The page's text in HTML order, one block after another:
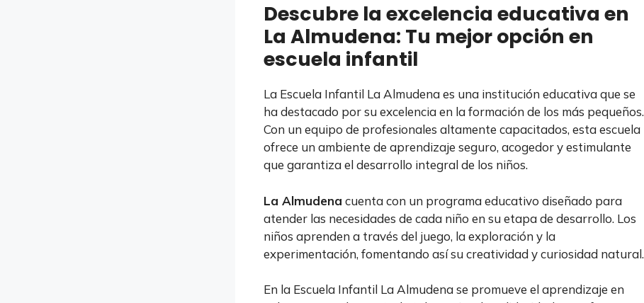
Descubre la excelencia educativa en
La Almudena: Tu mejor opción en
escuela infantil
La Escuela Infantil La Almudena es una institución educativa que se
ha destacado por su excelencia en la formación de los más pequeños.
Con un equipo de profesionales altamente capacitados, esta escuela
ofrece un ambiente de aprendizaje seguro, acogedor y estimulante
que garantiza el desarrollo integral de los niños.
La Almudena cuenta con un programa educativo diseñado para
atender las necesidades de cada niño en su etapa de desarrollo. Los
niños aprenden a través del juego, la exploración y la
experimentación, fomentando así su creatividad y curiosidad natural.
En la Escuela Infantil La Almudena se promueve el aprendizaje en